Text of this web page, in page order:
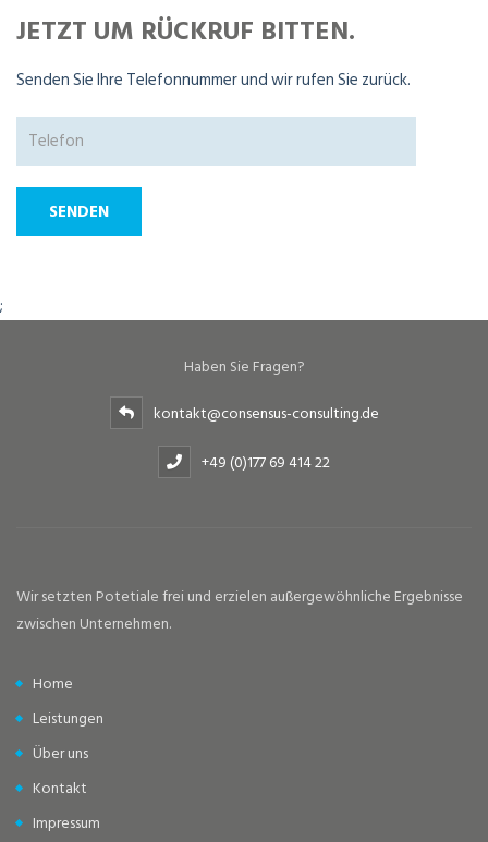
JETZT UM RÜCKRUF BITTEN.
Senden Sie Ihre Telefonnummer und wir rufen Sie zurück.
;
Haben Sie Fragen?
kontakt@consensus-consulting.de
+49 (0)177 69 414 22
Wir setzten Potetiale frei und erzielen außergewöhnliche Ergebnisse
zwischen Unternehmen.
Home
Leistungen
Über uns
Kontakt
Impressum